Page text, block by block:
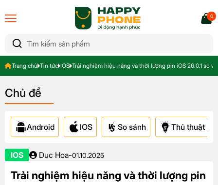
0
Trang chủ Tin tức IOS Trải nghiệm hiệu năng và thời lượng pin iOS 26.0.1 so
Chủ đề
Android IOS So sánh Thủ thuật &
IOS Duc Hoa-01.10.2025
Trải nghiệm hiệu năng và thời lượng pin